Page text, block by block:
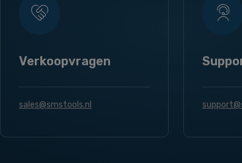
Verkoopvragen
sales@smstools.nl